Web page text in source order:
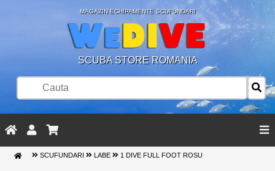
MAGAZIN ECHIPAMENTE SCUFUNDARI
SCUBA STORE ROMANIA
SCUFUNDARI LABE 1 DIVE FULL FOOT ROSU